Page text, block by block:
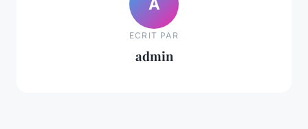
ECRIT PAR
admin